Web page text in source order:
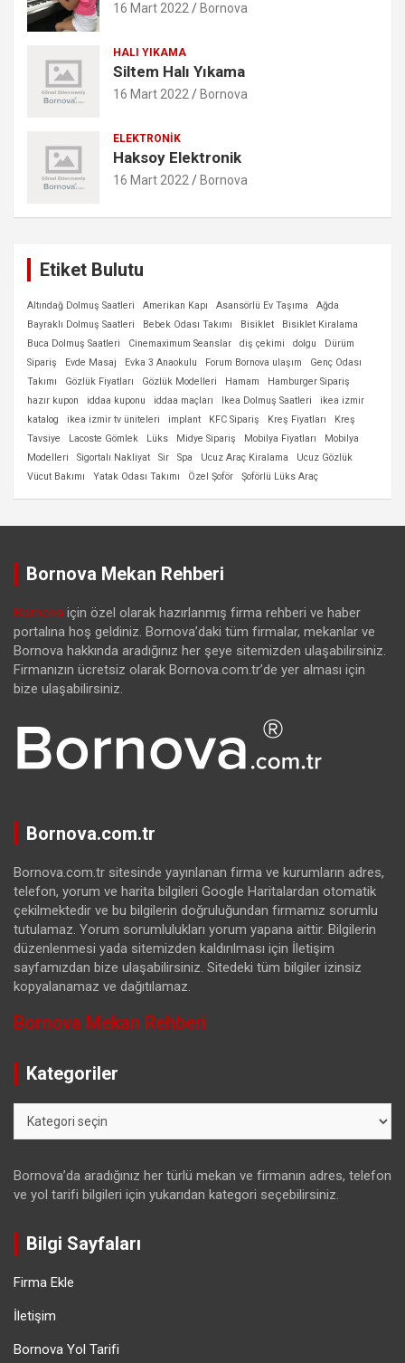
16 Mart 2022 Bornova
HALI YIKAMA
Siltem Halı Yıkama
16 Mart 2022 Bornova
ELEKTRONIK
Haksoy Elektronik
16 Mart 2022 Bornova
Etiket Bulutu
Altındağ Dolmuş Saatleri Amerikan Kapı Asansörlü Ev Taşıma
Ağda
Bayraklı Dolmuş Saatleri
Bebek Odası Takımı Bisiklet
Bisiklet Kiralama
Buca Dolmuş Saatleri
Cinemaximum Seanslar diş çekimi dolgu
Dürüm
Sipariş
Evde Masaj Evka 3 Anaokulu Forum Bornova ulaşım
Genç Odası
Takımı
Gözlük Fiyatları Gözlük Modelleri Hamam
Hamburger Sipariş
hazır kupon
iddaa kuponu iddaa maçları Ikea Dolmuş Saatleri
ikea izmir
katalog
ikea izmir tv üniteleri implant KFC Sipariş Kreş Fiyatları
Kreş
Tavsiye
Lacoste Gömlek Lüks Midye Sipariş Mobilya Fiyatları
Mobilya
Modelleri
Sigortalı Nakliyat Sir Spa Ucuz Araç Kiralama
Ucuz Gözlük
Vücut Bakımı
Yatak Odası Takımı Özel Şoför Şoförlü Lüks Araç
Bornova Mekan Rehberi
Bornova için özel olarak hazırlanmış firma rehberi ve haber
portalına hoş geldiniz. Bornova’daki tüm firmalar, mekanlar ve
Bornova hakkında aradığınız her şeye sitemizden ulaşabilirsiniz.
Firmanızın ücretsiz olarak Bornova.com.tr’de yer alması için
bize ulaşabilirsiniz.
Bornova.com.tr
Bornova.com.tr sitesinde yayınlanan firma ve kurumların adres,
telefon, yorum ve harita bilgileri Google Haritalardan otomatik
çekilmektedir ve bu bilgilerin doğruluğundan firmamız sorumlu
tutulamaz. Yorum sorumlulukları yorum yapana aittir. Bilgilerin
düzenlenmesi yada sitemizden kaldırılması için İletişim
sayfamızdan bize ulaşabilirsiniz. Sitedeki tüm bilgiler izinsiz
kopyalanamaz ve dağıtılamaz.
Bornova Mekan Rehberi
Kategoriler
Bornova’da aradığınız her türlü mekan ve firmanın adres, telefon
ve yol tarifi bilgileri için yukarıdan kategori seçebilirsiniz.
Bilgi Sayfaları
Firma Ekle
İletişim
Bornova Yol Tarifi